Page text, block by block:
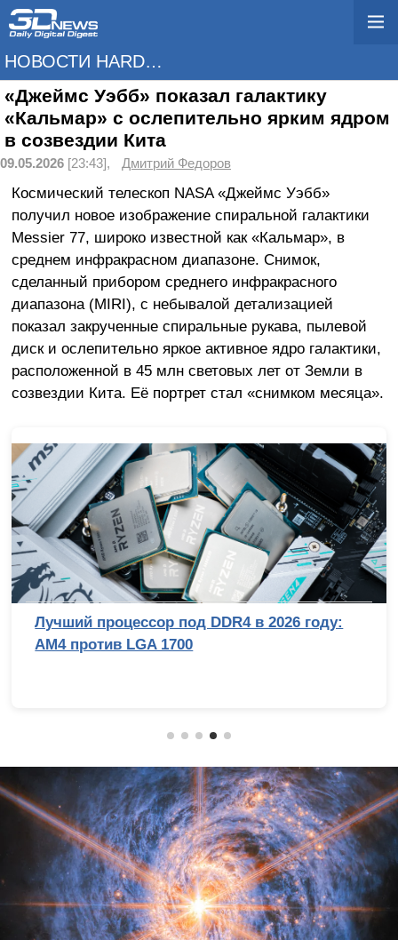
НОВОСТИ HARDWARE
«Джеймс Уэбб» показал галактику
«Кальмар» с ослепительно ярким ядром
в созвездии Кита
09.05.2026 [23:43], Дмитрий Федоров
Космический телескоп NASA «Джеймс Уэбб»
получил новое изображение спиральной галактики
Messier 77, широко известной как «Кальмар», в
среднем инфракрасном диапазоне. Снимок,
сделанный прибором среднего инфракрасного
диапазона (MIRI), с небывалой детализацией
показал закрученные спиральные рукава, пылевой
диск и ослепительно яркое активное ядро галактики,
расположенной в 45 млн световых лет от Земли в
созвездии Кита. Её портрет стал «снимком месяца».
Лучший процессор под DDR4 в 2026 году:
AM4 против LGA 1700